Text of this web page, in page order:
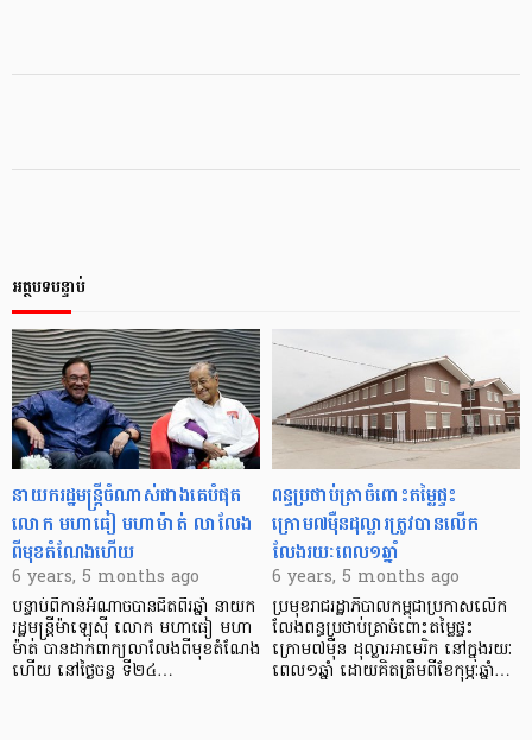
អត្ថបទបន្ទាប់
នាយករដ្ឋមន្ត្រី​ចំណាស់​ជាង​គេ​បំផុត
លោក មហាធៀ មហាម៉ាត់ លាលែង​
ពីមុខ​តំណែង​ហើយ
6 years, 5 months ago
បន្ទាប់ពី​កាន់​អំណាច​បានជិត​ពីរឆ្នាំ នាយក
រដ្ឋមន្ត្រី​ម៉ាឡេស៊ី លោក មហាធៀ មហា
ម៉ាត់ បាន​ដាក់ពាក្យ​លាលែង​ពីមុខ​តំណែង​
ហើយ នៅថ្ងៃចន្ទ ទី២៤…
ពន្ធប្រថាប់ត្រាចំពោះតម្លៃផ្ទះ
ក្រោម៧ម៉ឺនដុល្លារត្រូវបានលើក
លែងរយៈពេល១ឆ្នាំ
6 years, 5 months ago
ប្រមុខរាជរដ្ឋាភិបាលកម្ពុជាប្រកាសលើក
លែងពន្ធប្រថាប់ត្រាចំពោះតម្លៃផ្ទះ
ក្រោម៧ម៉ឺន ដុល្លារអាមេរិក នៅក្នុងរយៈ
ពេល១ឆ្នាំ ដោយគិតត្រឹមពីខែកុម្ភៈឆ្នាំ…